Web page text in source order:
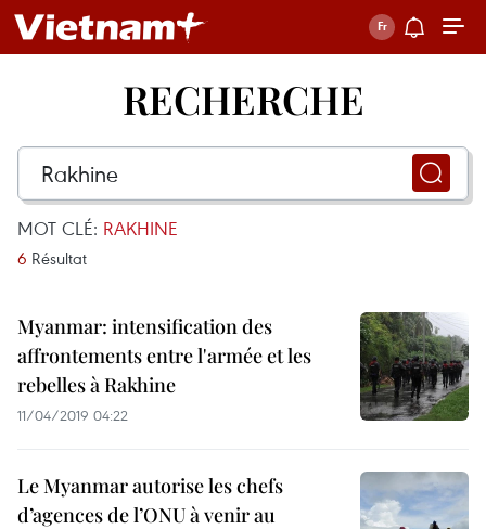
RECHERCHE
MOT CLÉ: RAKHINE
6 Résultat
Myanmar: intensification des
affrontements entre l'armée et les
rebelles à Rakhine
11/04/2019 04:22
Le Myanmar autorise les chefs
d’agences de l’ONU à venir au